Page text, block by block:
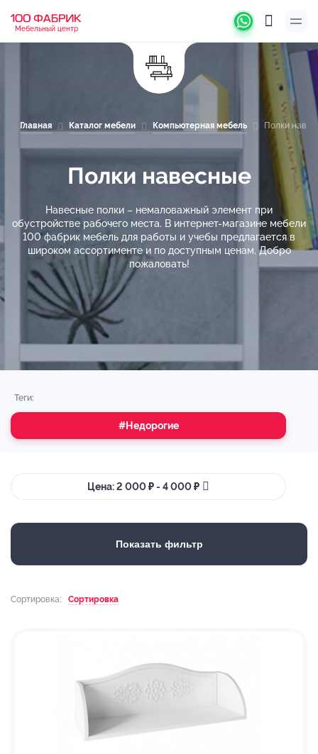
Мебельный центр
Главная Каталог мебели Компьютерная мебель Полки
Полки навесные
Навесные полки – немаловажный элемент при
обустройстве рабочего места. В интернет-магазине мебели
100 фабрик мебель для работы и учебы предлагается в
широком ассортименте и по доступным ценам. Добро
пожаловать!
Теги:
#Недорогие
Цена: 2 000 ₽ - 4 000 ₽
Показать фильтр
Сортировка: Сортировка